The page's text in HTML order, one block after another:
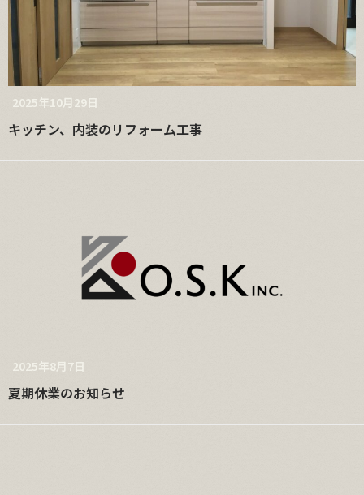
2025年10月29日
キッチン、内装のリフォーム工事
2025年8月7日
夏期休業のお知らせ